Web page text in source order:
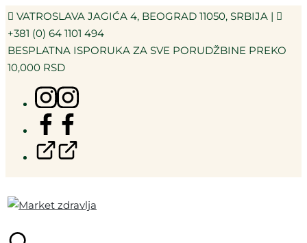
VATROSLAVA JAGIĆA 4, BEOGRAD 11050, SRBIJA |
+381 (0) 64 1101 494
BESPLATNA ISPORUKA ZA SVE PORUDŽBINE PREKO
10,000 RSD